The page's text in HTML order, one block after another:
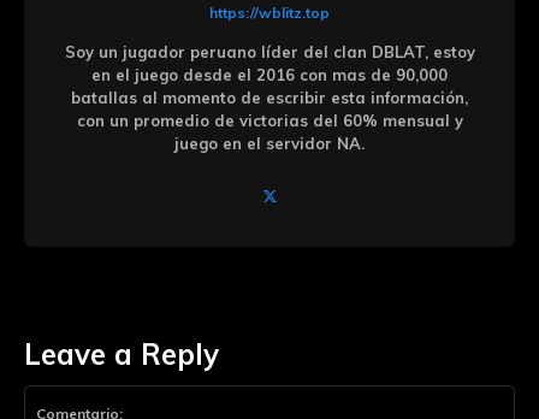
Leave a Reply
https://wblitz.top
Soy un jugador peruano líder del clan DBLAT, estoy
en el juego desde el 2016 con mas de 90,000
batallas al momento de escribir esta información,
con un promedio de victorias del 60% mensual y
juego en el servidor NA.